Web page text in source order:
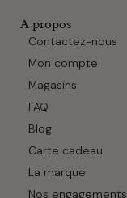
A propos
Contactez-nous
Mon compte
Magasins
FAQ
Blog
Carte cadeau
La marque
Nos engagements